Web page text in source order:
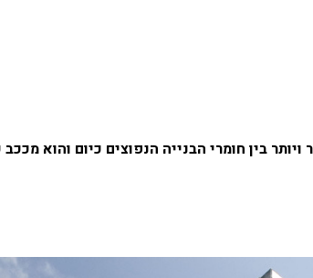
בין חומרי הבנייה הנפוצים כיום והוא מככב